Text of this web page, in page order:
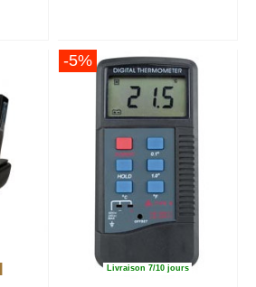
-5%
Livraison 7/10 jours